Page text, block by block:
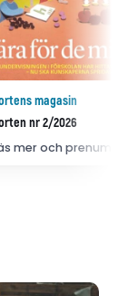
magasin
nr 2/2026
mer och